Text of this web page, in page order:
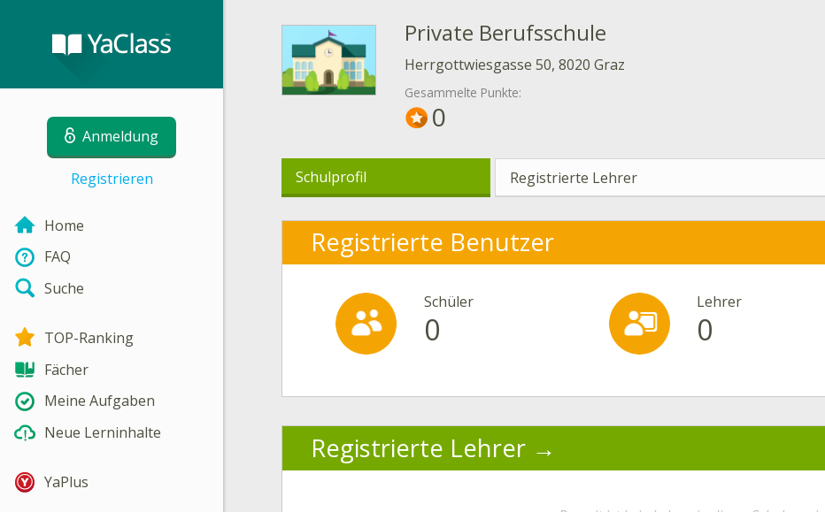
Anmeldung
Registrieren
Home
FAQ
Suche
TOP-Ranking
Fächer
Meine Aufgaben
Neue Lerninhalte
YaPlus
Private Berufsschule
Herrgottwiesgasse 50, 8020 Graz
Gesammelte Punkte:
0
Schulprofil Registrierte Lehrer
Registrierte Benutzer
Schüler
0
Lehrer
0
Registrierte Lehrer